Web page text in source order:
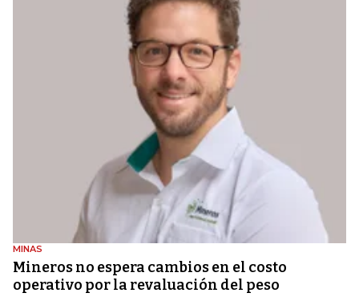
MINAS
Mineros no espera cambios en el costo
operativo por la revaluación del peso